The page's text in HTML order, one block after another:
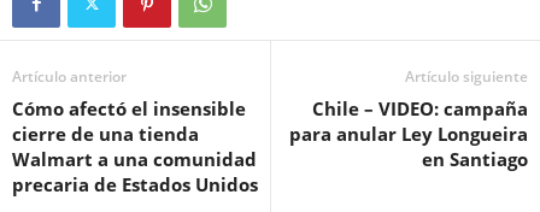
Artículo anterior
Cómo afectó el insensible
cierre de una tienda
Walmart a una comunidad
precaria de Estados Unidos
Artículo siguiente
Chile – VIDEO: campaña
para anular Ley Longueira
en Santiago